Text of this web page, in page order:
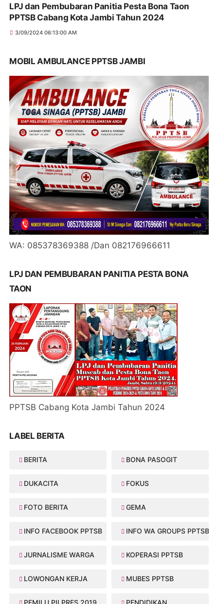
LPJ dan Pembubaran Panitia Pesta Bona Taon
PPTSB Cabang Kota Jambi Tahun 2024
3/09/2024 06:13:00 AM
MOBIL AMBULANCE PPTSB JAMBI
WA: 085378369388 /Dan 082176966611
LPJ DAN PEMBUBARAN PANITIA PESTA BONA
TAON
PPTSB Cabang Kota Jambi Tahun 2024
LABEL BERITA
BERITA BONA PASOGIT
DUKACITA FOKUS
FOTO BERITA GEMA
INFO FACEBOOK PPTSB INFO WA GROUPS PPTSB
JURNALISME WARGA KOPERASI PPTSB
LOWONGAN KERJA MUBES PPTSB